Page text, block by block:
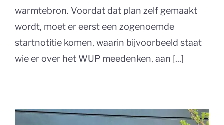
warmtebron. Voordat dat plan zelf gemaakt
wordt, moet er eerst een zogenoemde
startnotitie komen, waarin bijvoorbeeld staat
wie er over het WUP meedenken, aan [...]